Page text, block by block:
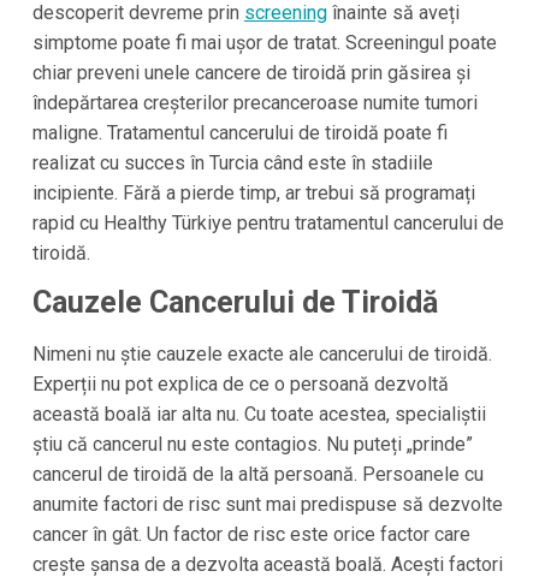
descoperit devreme prin screeningînainte să aveți
simptome poate fi mai ușor de tratat. Screeningul poate
chiar preveni unele cancere de tiroidă prin găsirea și
îndepărtarea creșterilor precanceroase numite tumori
maligne. Tratamentul cancerului de tiroidă poate fi
realizat cu succes în Turcia când este în stadiile
incipiente. Fără a pierde timp, ar trebui să programați
rapid cu Healthy Türkiye pentru tratamentul cancerului de
tiroidă.
Cauzele Cancerului de Tiroidă
Nimeni nu știe cauzele exacte ale cancerului de tiroidă.
Experții nu pot explica de ce o persoană dezvoltă
această boală iar alta nu. Cu toate acestea, specialiștii
știu că cancerul nu este contagios. Nu puteți „prinde”
cancerul de tiroidă de la altă persoană. Persoanele cu
anumite factori de risc sunt mai predispuse să dezvolte
cancer în gât. Un factor de risc este orice factor care
crește șansa de a dezvolta această boală. Acești factori